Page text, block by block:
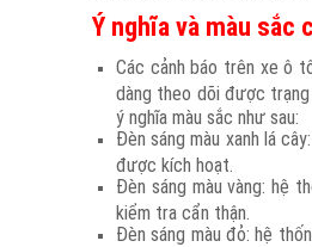
Ý nghĩa và màu sắc
Các cảnh báo trên xe ô
dàng theo dõi được
ý nghĩa màu sắc như sau:
Đèn sáng màu xanh lá
được kích hoạt.
Đèn sáng màu vàng: hệ
kiểm tra cẩn thận.
Đèn sáng màu đỏ: hệ